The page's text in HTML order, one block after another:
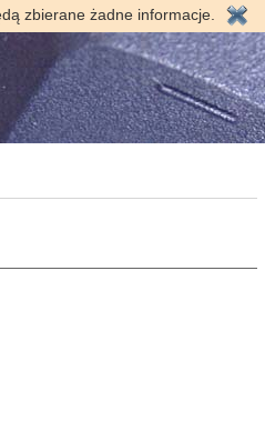
zbierane żadne informacje.